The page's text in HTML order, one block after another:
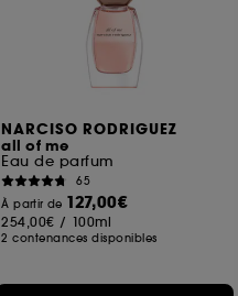
NARCISO RODRIGUEZ
all of me
Eau de parfum
65
À partir de 127,00€
254,00€ / 100ml
2 contenances disponibles